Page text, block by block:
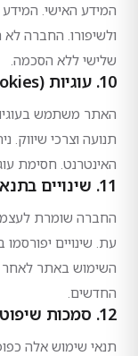
המידע האישי.
ולשיפורו. החברה
שלישי ללא הסכמה.
10. עוגיות (Cookies)
האתר משתמש
תנועה וצרכי שיווק.
האינטרנט. חסימת
11. שינויים בתנאי השימוש
החברה שומרת
עת. שינויים
השימוש באתר לאחר
החדשים.
12. סמכות שיפוט
תנאי שימוש אלה